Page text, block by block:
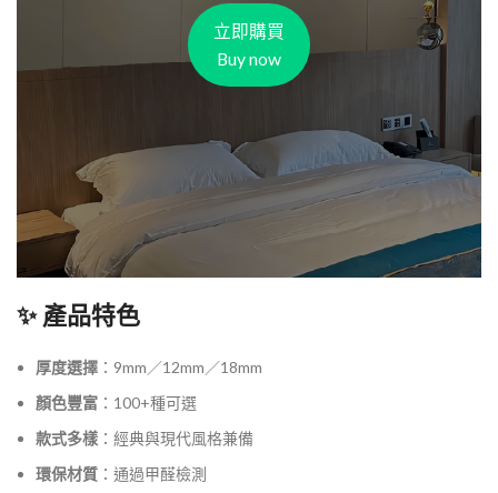
立即購買
Buy now
✨ 產品特色
厚度選擇 ：9mm／12mm／18mm
顏色豐富 ：100+種可選
款式多樣 ：經典與現代風格兼備
環保材質 ：通過甲醛檢測